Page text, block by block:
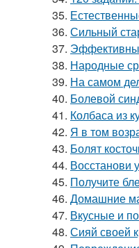
35.
36. Сильный
37.
38. Народные
39. На самом
40. Болевой
41. Колбаса из
42. Я в том
43. Болят
44. Восстанови
45. Получите
46. Домашние
47. Вкусные и
48. Сияй своей